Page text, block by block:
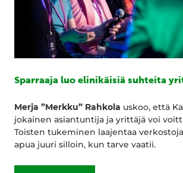
Sparraaja luo elinikäisiä suhteita
Merja ”Merkku” Rahkola uskoo, että
jokainen asiantuntija ja yrittäjä voi
Toisten tukeminen laajentaa
apua juuri silloin, kun tarve vaatii.